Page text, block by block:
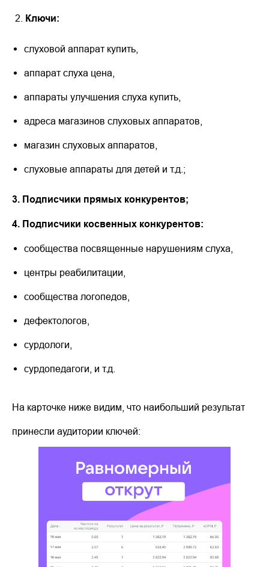
Ключи:
слуховой аппарат купить,
аппарат слуха цена,
аппараты улучшения слуха купить,
адреса магазинов слуховых аппаратов,
магазин слуховых аппаратов,
слуховые аппараты для детей и т.д.;
3. Подписчики прямых конкурентов;
4. Подписчики косвенных конкурентов:
сообщества посвященные нарушениям слуха,
центры реабилитации,
сообщества логопедов,
дефектологов,
сурдологи,
сурдопедагоги, и т.д.
На карточке ниже видим, что наибольший результат
принесли аудитории ключей: